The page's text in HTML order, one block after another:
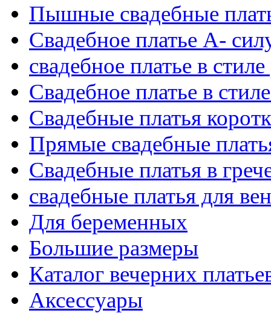
Пышные свадебные
Свадебное платье А-
свадебное платье в
Свадебное платье в
Свадебные платья
Прямые свадебные
Свадебные платья в
свадебные платья для
Для беременных
Большие размеры
Каталог вечерних
Аксессуары